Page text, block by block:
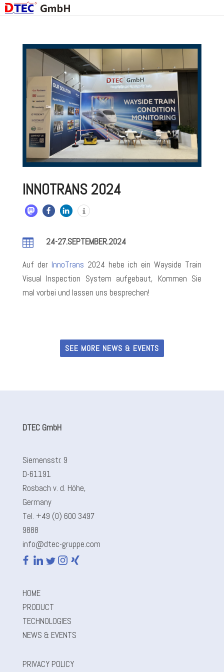
INNOTRANS 2024
 24-27.SEPTEMBER.2024
Auf der InnoTrans 2024 hebe ich ein Wayside Train
Visual Inspection System aufgebaut, Kommen Sie
mal vorbei und lassen uns besprechen!
SEE MORE NEWS & EVENTS
DTEC GmbH
Siemensstr. 9
D-61191
Rosbach v. d. Höhe,
Germany
Tel. +49 (0) 600 3497
9888
info@dtec-gruppe.com
HOME
PRODUCT
TECHNOLOGIES
NEWS & EVENTS
PRIVACY POLICY